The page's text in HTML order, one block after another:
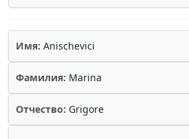
Имя: Anischevici
Фамилия: Marina
Отчество: Grigore